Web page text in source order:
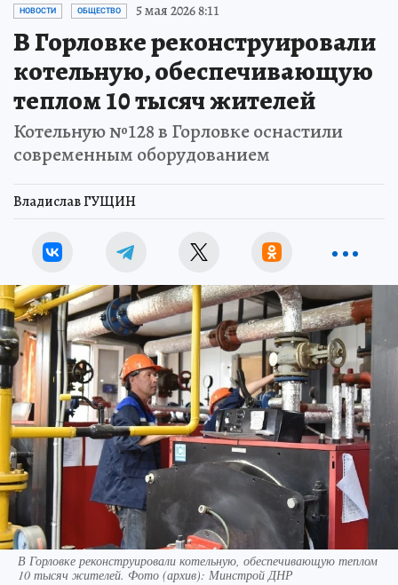
НОВОСТИ ОБЩЕСТВО 5 мая 2026 8:11
В Горловке реконструировали
котельную, обеспечивающую
теплом 10 тысяч жителей
Котельную №128 в Горловке оснастили
современным оборудованием
Владислав ГУЩИН
В Горловке реконструировали котельную, обеспечивающую теплом
10 тысяч жителей. Фото (архив): Минстрой ДНР